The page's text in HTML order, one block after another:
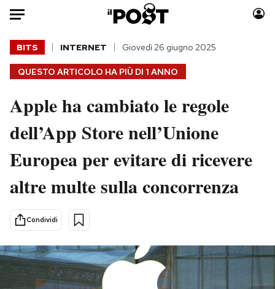
Auto
HOME
Italia
Politica
Tecnologia
Internet
Scienza
Cultura
Economia
Sport
Moda
Consumismi
Storie/Idee
Media
Mondiali calcio 2026
QUESTO ARTICOLO HA PIÙ DI 1 ANNO
BITS INTERNET Giovedì 26 giugno 2025
Apple ha cambiato le regole
dell’App Store nell’Unione
Europea per evitare di ricevere
altre multe sulla concorrenza
Condividi